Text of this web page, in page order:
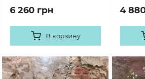
6 260 грн
В корзину
4